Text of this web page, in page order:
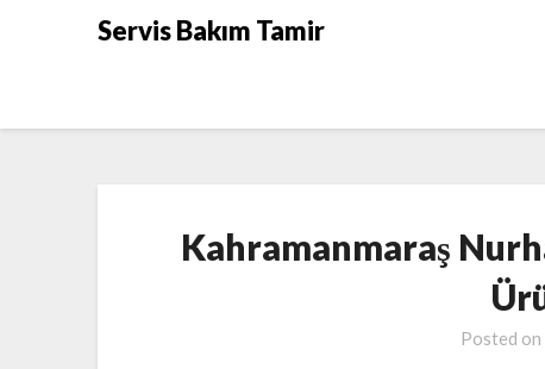
Servis Bakım Tamir
Kahramanmaraş
Posted on